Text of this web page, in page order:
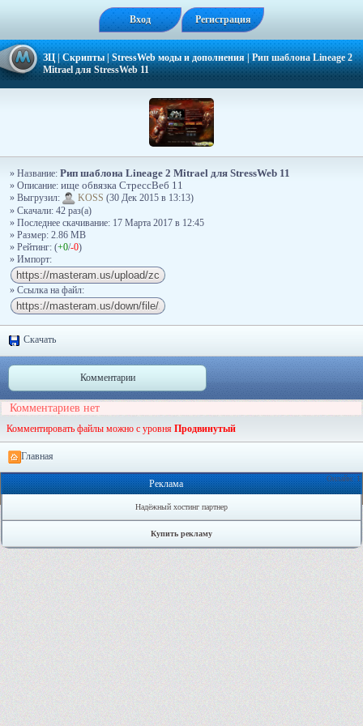
Вход Регистрация
ЗЦ|Скрипты|StressWeb моды и дополнения|Рип шаблона Lineage 2
Mitrael для StressWeb 11
» Название: Рип шаблона Lineage 2 Mitrael для StressWeb 11
» Описание: ище обвязка СтрессВеб 11
» Выгрузил:
KOSS (30 Дек 2015 в 13:13)
» Скачали: 42 раз(a)
» Последнее скачивание: 17 Марта 2017 в 12:45
» Размер: 2.86 MB
» Рейтинг: (+0/-0)
» Импорт:
» Ссылка на файл:
Скачать
Комментарии
Комментариев нет
Комментировать файлы можно с уровня Продвинутый
Главная
Онлайн: 1
Реклама
Надёжный хостинг партнер
Купить рекламу